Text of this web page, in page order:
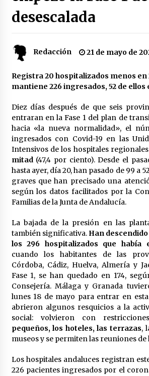
Final de la Europa League
17 de mayo de 2022
Leyendas del Betis y del Sevilla vuelven al
terreno de juego en un derbi a beneficio de
Down Sevilla
La Cartuja Pickman
no tener que pagar seis
Seguridad Social
13 de mayo de 2022
¿Un «insulto» al traje de
Semidesnudos,
en la Feria de Abril
7 de mayo de 2022
repondrán cuando
lluvia
4 de mayo de 2022
Muere el cardenal Carlos
27 de abril de 2022
Todos los cortes de
Sevilla 2022: del jueves
26 de abril de 2022
El cultivo casero de
meses a 256 familias en
22 de abril de 2022
desescalada
Redacción 21 de mayo de
Registra 20 hospitalizados menos en
mantiene 226 ingresados, 52 de ellos
Diez días después de que seis
entraran en la Fase 1 del plan de
hacia «la nueva normalidad», el
ingresados con Covid-19 en las
Intensivos de los hospitales regionales
mitad (47,4 por ciento). Desde el
hasta ayer, día 20, han pasado de 99 a
graves que han precisado una
según los datos facilitados por la
Familias de la Junta de Andalucía.
La bajada de la presión en las
también significativa. Han
los 296 hospitalizados que había
cuando los habitantes de las
Córdoba, Cádiz, Huelva, Almería y
Fase 1, se han quedado en 174,
Consejería. Málaga y Granada
lunes 18 de mayo para entrar en
abrieron algunos resquicios a la
social: volvieron con restricciones
pequeños, los hoteles, las terrazas,
museos y se permiten las reuniones de
Los hospitales andaluces registran
226 pacientes ingresados por el